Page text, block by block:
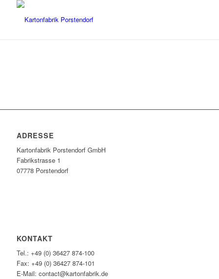
ADRESSE
Kartonfabrik Porstendorf GmbH
Fabrikstrasse 1
07778 Porstendorf
KONTAKT
Tel.: +49 (0) 36427 874-100
Fax: +49 (0) 36427 874-101
E-Mail: contact@kartonfabrik.de